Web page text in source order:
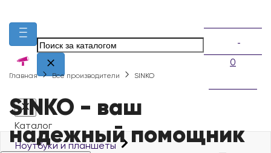
0
Каталог
Ноутбуки и планшеты
Главная Все производители SINKO
SINKO - ваш
надежный помощник